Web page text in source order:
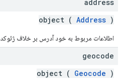
address
object ( Address )
اطلاعات مربوط به خود آدرس بر خلاف ژئوکد.
geocode
object ( Geocode )